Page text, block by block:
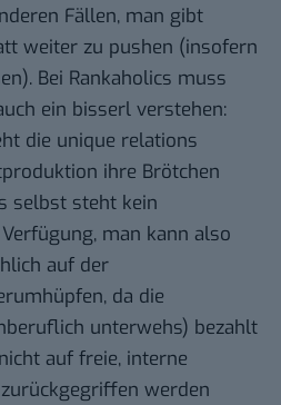
Fällen, man gibt
weiter zu pushen (insofern
Bei Rankaholics muss
ein bisserl verstehen:
die unique relations
ihre Brötchen
selbst steht kein
man kann also
auf der
da die
unterwehs) bezahlt
auf freie, interne
werden